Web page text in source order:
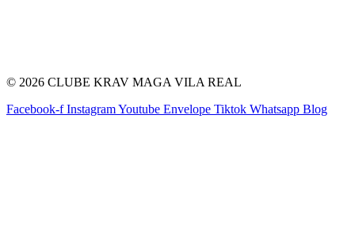
© 2026 CLUBE KRAV MAGA VILA REAL
Facebook-f InstagramYoutube Envelope Tiktok Whatsapp Blog